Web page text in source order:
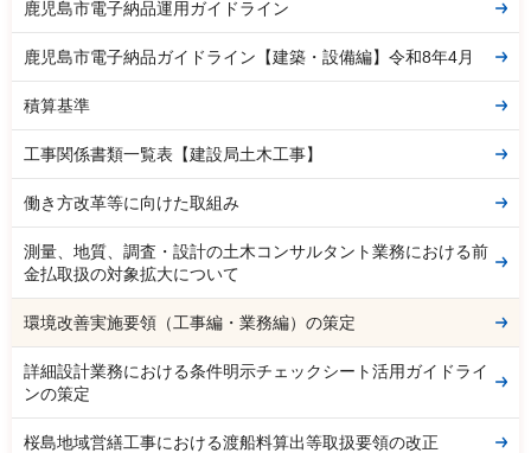
鹿児島市電子納品運用ガイドライン
鹿児島市電子納品ガイドライン【建築・設備編】令和8年4月
積算基準
工事関係書類一覧表【建設局土木工事】
働き方改革等に向けた取組み
測量、地質、調査・設計の土木コンサルタント業務における前
金払取扱の対象拡大について
環境改善実施要領（工事編・業務編）の策定
詳細設計業務における条件明示チェックシート活用ガイドライ
ンの策定
桜島地域営繕工事における渡船料算出等取扱要領の改正